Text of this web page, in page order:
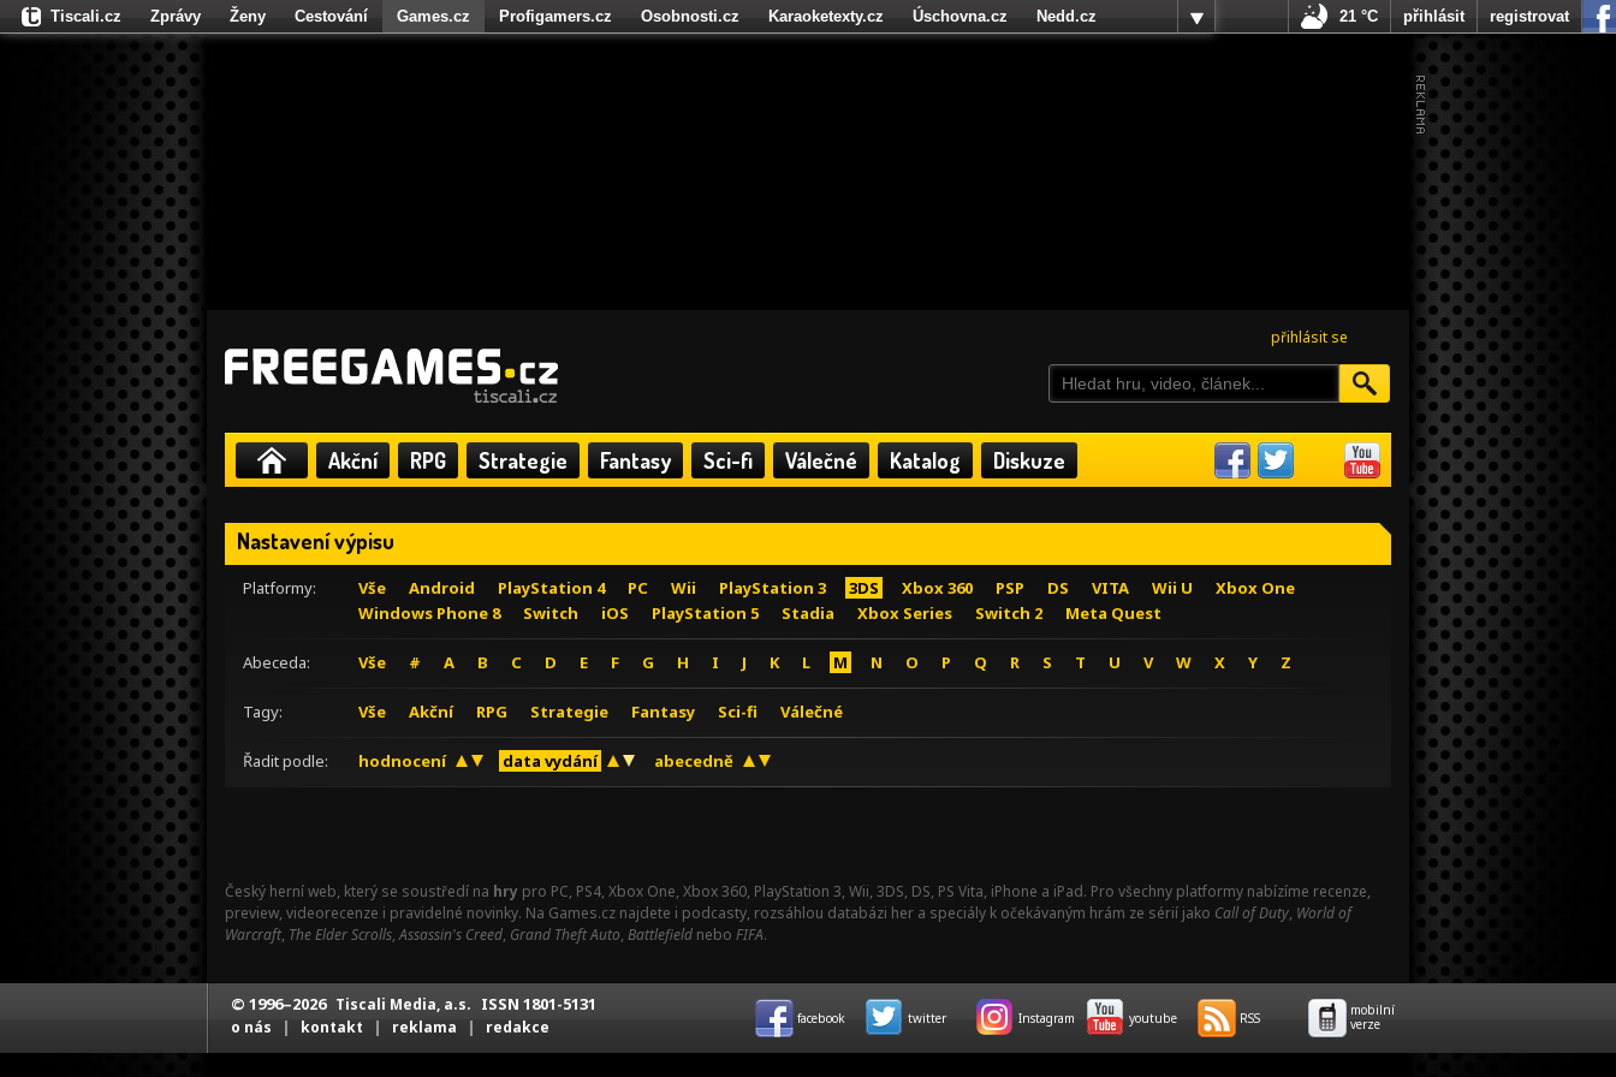
přihlásit se
Akční RPG Strategie Fantasy Sci-fi Válečné Katalog Diskuze
Nastavení výpisu
Platformy: Vše Android PlayStation 4 PC Wii PlayStation 3 3DS Xbox 360 PSP DS VITA Wii U
Xbox One
Windows Phone 8
Switch iOS PlayStation 5 Stadia Xbox Series Switch 2 Meta Quest
Abeceda: Vše # A B C D E F G H I J K L M N O P Q R S T U V W X Y Z
Tagy: Vše Akční RPG Strategie Fantasy Sci-fi Válečné
Řadit podle: hodnocení data vydání abecedně
Český herní web, který se soustředí na hry pro PC, PS4, Xbox One, Xbox 360, PlayStation 3, Wii, 3DS, DS, PS Vita, iPhone a iPad. Pro všechny platformy nabízíme recenze,
preview, videorecenze i pravidelné novinky. Na Games.cz najdete i podcasty, rozsáhlou databázi her a speciály k očekávaným hrám ze sérií jako Call of Duty, World of
Warcraft, The Elder Scrolls,Assassin's Creed, Grand Theft Auto, Battlefield nebo FIFA.
Tiscali.cz Zprávy Ženy Cestování Games.cz Profigamers.cz Osobnosti.cz Karaoketexty.cz Úschovna.cz
Nedd.cz
Fights.cz
21 °C přihlásit registrovat
© 1996–2026 Tiscali Media, a.s. ISSN 1801-5131
o nás | kontakt | reklama | redakce facebook twitter Instagram youtube RSS
mobilní
verze